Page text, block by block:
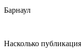
Барнаул
Насколько